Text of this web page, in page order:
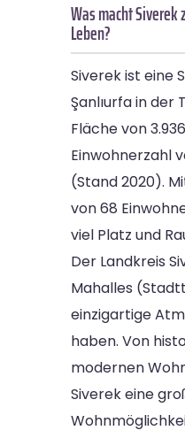
Was macht
Leben?
Siverek ist eine
Şanlıurfa in der
Fläche von
Einwohnerzahl
(Stand 2020).
von 68
viel Platz und
Der Landkreis
Mahalles
einzigartige
haben. Von
modernen
Siverek eine